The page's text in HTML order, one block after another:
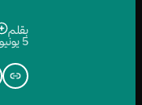
بقلم
5 يونيو 2019 — 07:27 م